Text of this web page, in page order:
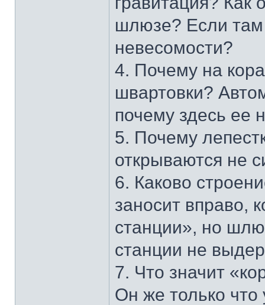
шлюзе? Если там
невесомости?
4. Почему на
швартовки?
почему здесь ее
5. Почему
открываются не
6. Каково
заносит вправо,
станции», но
станции не
7. Что значит
Он же только